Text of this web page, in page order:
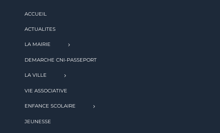
ACCUEIL
ACTUALITES
LA MAIRIE
DEMARCHE CNI-PASSEPORT
LA VILLE
VIE ASSOCIATIVE
ENFANCE SCOLAIRE
JEUNESSE